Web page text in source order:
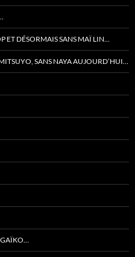
ET DÉSORMAIS SANS MAÏ LIN…
SANS NAYA AUJOURD’HUI…
GAÏKO…